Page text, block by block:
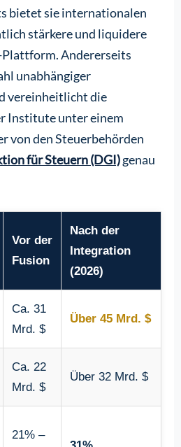
bietet sie internationalen
stärkere und liquidere
Andererseits
unabhängiger
vereinheitlicht die
Institute unter einem
von den Steuerbehörden
für Steuern (DGI)genau
Vor der
Fusion
Nach der
Integration
(2026)
Ca. 31
Mrd. $
Über 45 Mrd. $
Ca. 22
Mrd. $
Über 32 Mrd. $
21% –